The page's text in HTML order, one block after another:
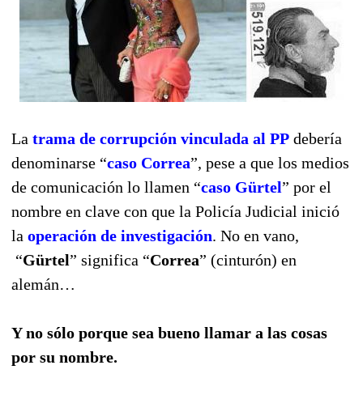
La trama de corrupción vinculada al PP debería
denominarse “caso Correa”, pese a que los medios
de comunicación lo llamen “caso Gürtel” por el
nombre en clave con que la Policía Judicial inició
la operación de investigación. No en vano,
“Gürtel” significa “Correa” (cinturón) en
alemán…
Y no sólo porque sea bueno llamar a las cosas
por su nombre.